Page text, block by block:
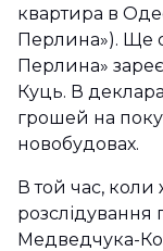
квартира в
Перлина»). Ще
Перлина»
Куць. В
грошей на
новобудовах.
В той час, коли
розслідування
Медведчука-